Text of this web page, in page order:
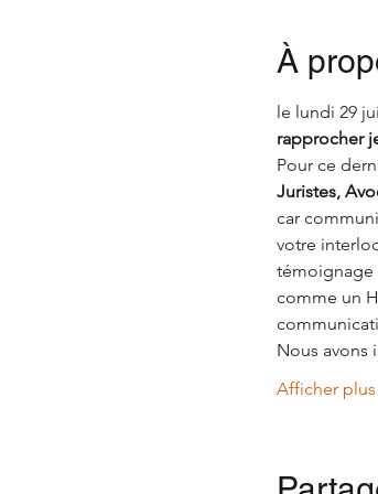
À
le lundi 29
rapprocher
Pour ce
Juristes,
car
votre
témoignage
comme un
Nous avons
Afficher plus